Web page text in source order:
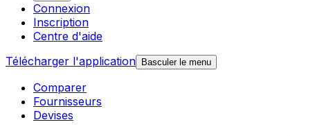
Connexion
Inscription
Centre d'aide
Télécharger l'application Basculer le menu
Comparer
Fournisseurs
Devises